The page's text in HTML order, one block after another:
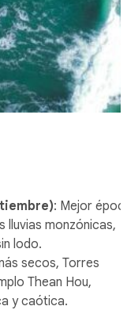
: Mejor
lluvias monzónicas,
lodo.
secos, Torres
Thean Hou,
y caótica.